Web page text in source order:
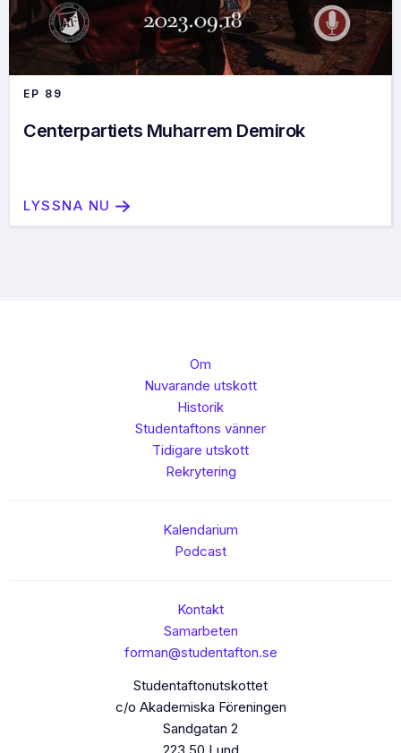
EP 89
Centerpartiets Muharrem Demirok
LYSSNA NU
Om
Nuvarande utskott
Historik
Studentaftons vänner
Tidigare utskott
Rekrytering
Kalendarium
Podcast
Kontakt
Samarbeten
forman@studentafton.se
Studentaftonutskottet
c/o Akademiska Föreningen
Sandgatan 2
223 50 Lund